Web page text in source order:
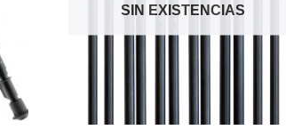
SIN EXISTENCIAS